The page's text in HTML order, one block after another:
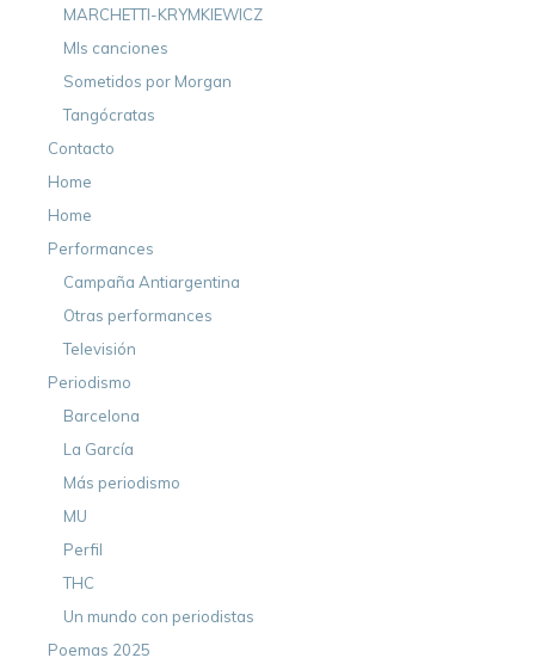
MARCHETTI-KRYMKIEWICZ
MIs canciones
Sometidos por Morgan
Tangócratas
Contacto
Home
Home
Performances
Campaña Antiargentina
Otras performances
Televisión
Periodismo
Barcelona
La García
Más periodismo
MU
Perfil
THC
Un mundo con periodistas
Poemas 2025